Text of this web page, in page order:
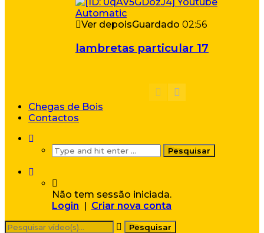
Ver depoisGuardado 02:56
lambretas particular 17
Chegas de Bois
Contactos
Não tem sessão iniciada.
Login
Criar nova conta